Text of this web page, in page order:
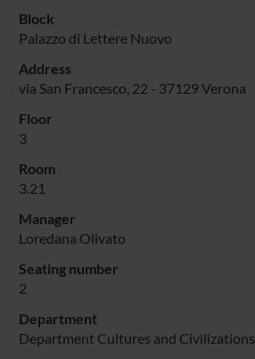
Block
Palazzo di Lettere Nuovo
Address
via San Francesco, 22 - 37129 Verona
Floor
3
Room
3.21
Manager
Loredana Olivato
Seating number
2
Department
Department Cultures and Civilizations